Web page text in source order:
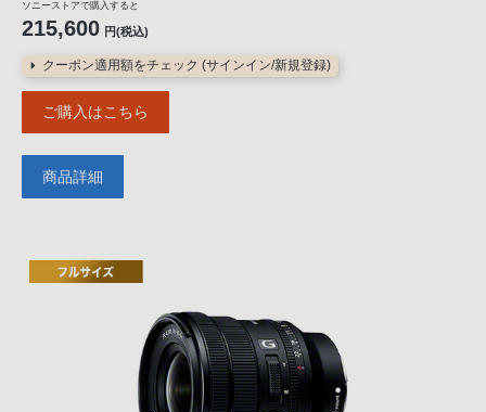
ソニーストアで購入すると
215,600 円(税込)
クーポン適用額をチェック (サインイン/新規登録)
ご購入はこちら
商品詳細